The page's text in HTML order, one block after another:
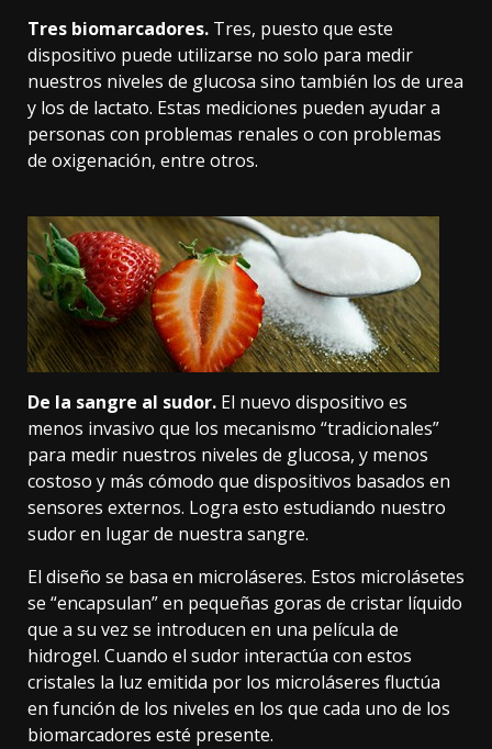
Tres biomarcadores. Tres, puesto que este
dispositivo puede utilizarse no solo para medir
nuestros niveles de glucosa sino también los de urea
y los de lactato. Estas mediciones pueden ayudar a
personas con problemas renales o con problemas
de oxigenación, entre otros.
De la sangre al sudor. El nuevo dispositivo es
menos invasivo que los mecanismo “tradicionales”
para medir nuestros niveles de glucosa, y menos
costoso y más cómodo que dispositivos basados en
sensores externos. Logra esto estudiando nuestro
sudor en lugar de nuestra sangre.
El diseño se basa en microláseres. Estos microlásetes
se “encapsulan” en pequeñas goras de cristar líquido
que a su vez se introducen en una película de
hidrogel. Cuando el sudor interactúa con estos
cristales la luz emitida por los microláseres fluctúa
en función de los niveles en los que cada uno de los
biomarcadores esté presente.